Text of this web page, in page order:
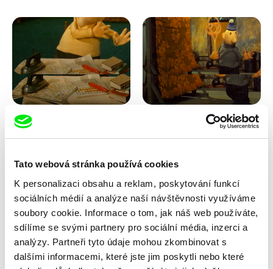
Tato webová stránka používá cookies
K personalizaci obsahu a reklam, poskytování funkcí
sociálních médií a analýze naší návštěvnosti využíváme
soubory cookie. Informace o tom, jak náš web používáte,
sdílíme se svými partnery pro sociální média, inzerci a
analýzy. Partneři tyto údaje mohou zkombinovat s
dalšími informacemi, které jste jim poskytli nebo které
Lubomír Beneš
Pat a Mat: Křížovka
Pat a Mat: Koberec
Lubomír Beneš Lubomír Beneš